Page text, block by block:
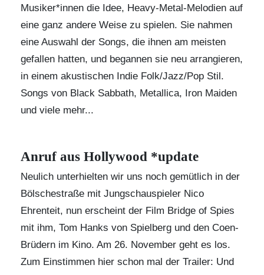
Musiker*innen die Idee, Heavy-Metal-Melodien auf
eine ganz andere Weise zu spielen. Sie nahmen
eine Auswahl der Songs, die ihnen am meisten
gefallen hatten, und begannen sie neu arrangieren,
in einem akustischen Indie Folk/Jazz/Pop Stil.
Songs von Black Sabbath, Metallica, Iron Maiden
und viele mehr...
Anruf aus Hollywood *update
Neulich unterhielten wir uns noch gemütlich in der
Bölschestraße mit Jungschauspieler Nico
Ehrenteit, nun erscheint der Film Bridge of Spies
mit ihm, Tom Hanks von Spielberg und den Coen-
Brüdern im Kino. Am 26. November geht es los.
Zum Einstimmen hier schon mal der Trailer: Und